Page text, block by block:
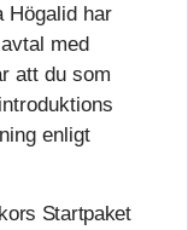
Högalid har
med
att du som
enligt
Startpaket